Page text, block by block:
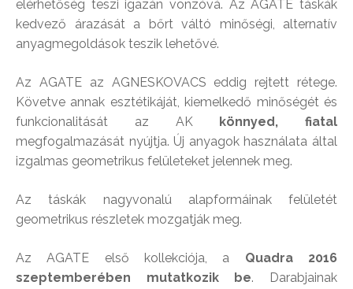
elérhetőség teszi igazán vonzóvá. Az AGATE táskák
kedvező árazását a bőrt váltó minőségi, alternatív
anyagmegoldások teszik lehetővé.
Az AGATE az AGNESKOVACS eddig rejtett rétege.
Követve annak esztétikáját, kiemelkedő minőségét és
funkcionalitását az AK
könnyed, fiatal
megfogalmazását nyújtja. Új anyagok használata által
izgalmas geometrikus felületeket jelennek meg.
Az táskák nagyvonalú alapformáinak felületét
geometrikus részletek mozgatják meg.
Az AGATE első kollekciója, a Quadra 2016
szeptemberében mutatkozik be. Darabjainak